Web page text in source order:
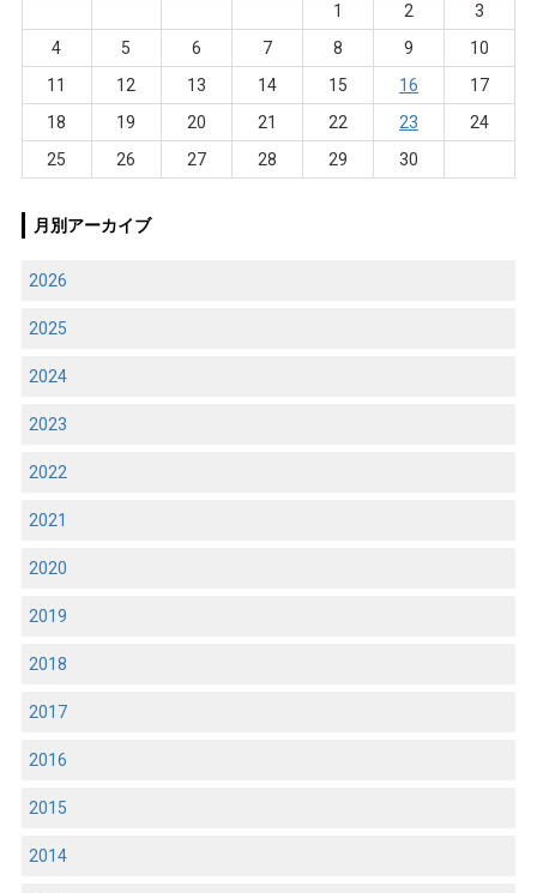
1
2
3
4
5 6 7 8 9
10
11
12 13 14 15 16
17
18
19 20 21 22 23
24
25
26 27 28 29 30
月別アーカイブ
2026
2025
2024
2023
2022
2021
2020
2019
2018
2017
2016
2015
2014